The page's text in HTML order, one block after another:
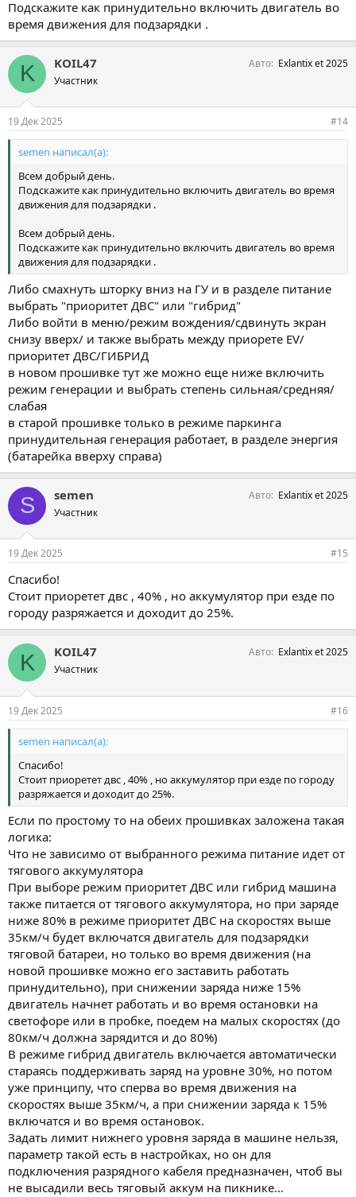
Подскажите как принудительно включить двигатель во
время движения для подзарядки .
K KOIL47
Участник
Авто Exlantix et 2025
19 Дек 2025 #14
semen написал(а):
Всем добрый день.
Подскажите как принудительно включить двигатель во время
движения для подзарядки .
Всем добрый день.
Подскажите как принудительно включить двигатель во время
движения для подзарядки .
Либо смахнуть шторку вниз на ГУ и в разделе питание
выбрать "приоритет ДВС" или "гибрид"
Либо войти в меню/режим вождения/сдвинуть экран
снизу вверх/ и также выбрать между приорете EV/
приоритет ДВС/ГИБРИД
в новом прошивке тут же можно еще ниже включить
режим генерации и выбрать степень сильная/средняя/
слабая
в старой прошивке только в режиме паркинга
принудительная генерация работает, в разделе энергия
(батарейка вверху справа)
S semen
Участник
Авто Exlantix et 2025
19 Дек 2025 #15
Спасибо!
Стоит приоретет двс , 40% , но аккумулятор при езде по
городу разряжается и доходит до 25%.
K KOIL47
Участник
Авто Exlantix et 2025
19 Дек 2025 #16
semen написал(а):
Спасибо!
Стоит приоретет двс , 40% , но аккумулятор при езде по городу
разряжается и доходит до 25%.
Если по простому то на обеих прошивках заложена такая
логика:
Что не зависимо от выбранного режима питание идет от
тягового аккумулятора
При выборе режим приоритет ДВС или гибрид машина
также питается от тягового аккумулятора, но при заряде
ниже 80% в режиме приоритет ДВС на скоростях выше
35км/ч будет включатся двигатель для подзарядки
тяговой батареи, но только во время движения (на
новой прошивке можно его заставить работать
принудительно), при снижении заряда ниже 15%
двигатель начнет работать и во время остановки на
светофоре или в пробке, поедем на малых скоростях (до
80км/ч должна зарядится и до 80%)
В режиме гибрид двигатель включается автоматически
стараясь поддерживать заряд на уровне 30%, но потом
уже принципу, что сперва во время движения на
скоростях выше 35км/ч, а при снижении заряда к 15%
включатся и во время остановок.
Задать лимит нижнего уровня заряда в машине нельзя,
параметр такой есть в настройках, но он для
подключения разрядного кабеля предназначен, чтоб вы
не высадили весь тяговый аккум на пикнике...